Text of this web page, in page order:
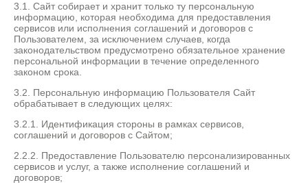
3.1. Сайт собирает и хранит только ту персональную
информацию, которая необходима для предоставления
сервисов или исполнения соглашений и договоров с
Пользователем, за исключением случаев, когда
законодательством предусмотрено обязательное хранение
персональной информации в течение определенного
законом срока.
3.2. Персональную информацию Пользователя Сайт
обрабатывает в следующих целях:
3.2.1. Идентификация стороны в рамках сервисов,
соглашений и договоров с Сайтом;
2.2.2. Предоставление Пользователю персонализированных
сервисов и услуг, а также исполнение соглашений и
договоров;